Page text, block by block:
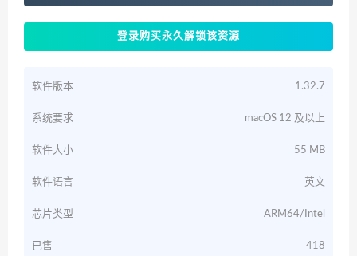
登录购买永久解锁该资源
软件版本 1.32.7
系统要求 macOS 12 及以上
软件大小 55 MB
软件语言 英文
芯片类型 ARM64/Intel
已售 418